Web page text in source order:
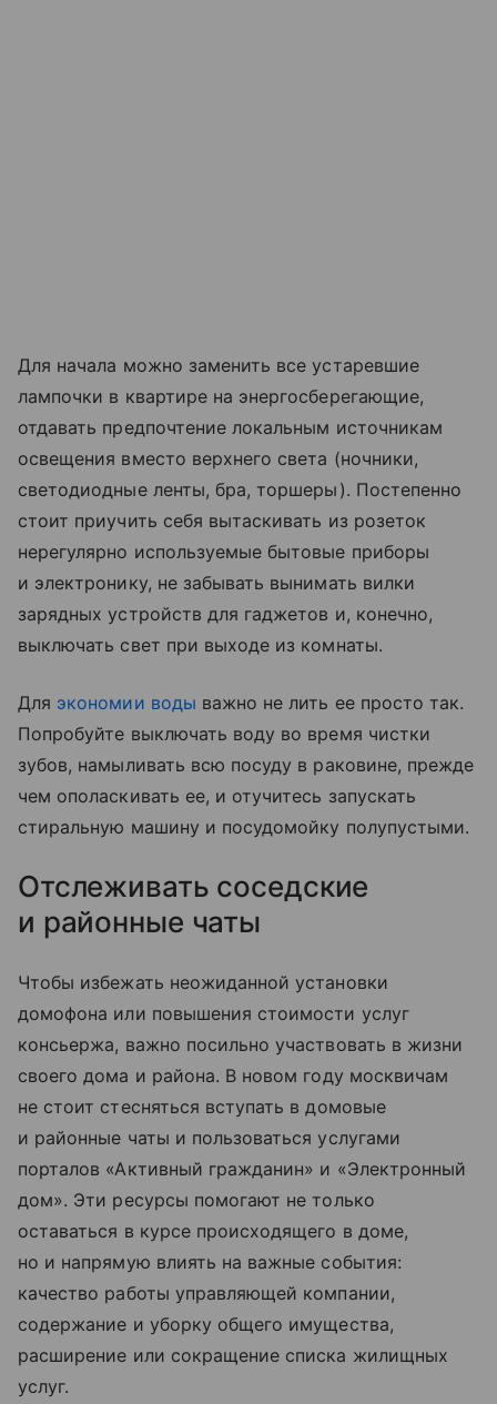
Для начала можно заменить все устаревшие
лампочки в квартире на энергосберегающие,
отдавать предпочтение локальным источникам
освещения вместо верхнего света (ночники,
светодиодные ленты, бра, торшеры). Постепенно
стоит приучить себя вытаскивать из розеток
нерегулярно используемые бытовые приборы
и электронику, не забывать вынимать вилки
зарядных устройств для гаджетов и, конечно,
выключать свет при выходе из комнаты.
Для экономии воды важно не лить ее просто так.
Попробуйте выключать воду во время чистки
зубов, намыливать всю посуду в раковине, прежде
чем ополаскивать ее, и отучитесь запускать
стиральную машину и посудомойку полупустыми.
Отслеживать соседские
и районные чаты
Чтобы избежать неожиданной установки
домофона или повышения стоимости услуг
консьержа, важно посильно участвовать в жизни
своего дома и района. В новом году москвичам
не стоит стесняться вступать в домовые
и районные чаты и пользоваться услугами
порталов «Активный гражданин» и «Электронный
дом». Эти ресурсы помогают не только
оставаться в курсе происходящего в доме,
но и напрямую влиять на важные события:
качество работы управляющей компании,
содержание и уборку общего имущества,
расширение или сокращение списка жилищных
услуг.